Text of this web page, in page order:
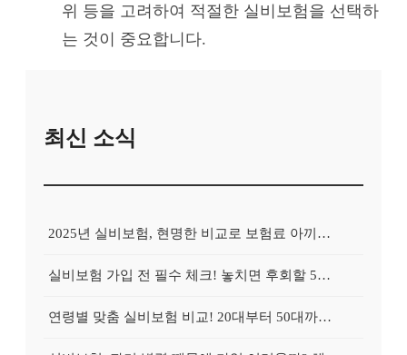
위 등을 고려하여 적절한 실비보험을 선택하
는 것이 중요합니다.
최신 소식
2025년 실비보험, 현명한 비교로 보험료 아끼는 5가지 방법
실비보험 가입 전 필수 체크! 놓치면 후회할 5가지 보장 조건
연령별 맞춤 실비보험 비교! 20대부터 50대까지 꼭 확인하세요